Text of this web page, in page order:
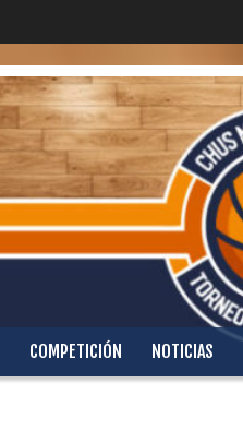
COMPETICIÓN NOTICIAS